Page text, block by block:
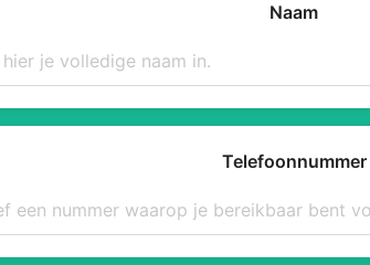
Naam
Telefoonnummer